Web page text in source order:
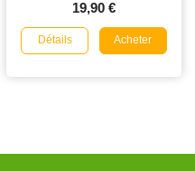
19,90 €
Détails Acheter